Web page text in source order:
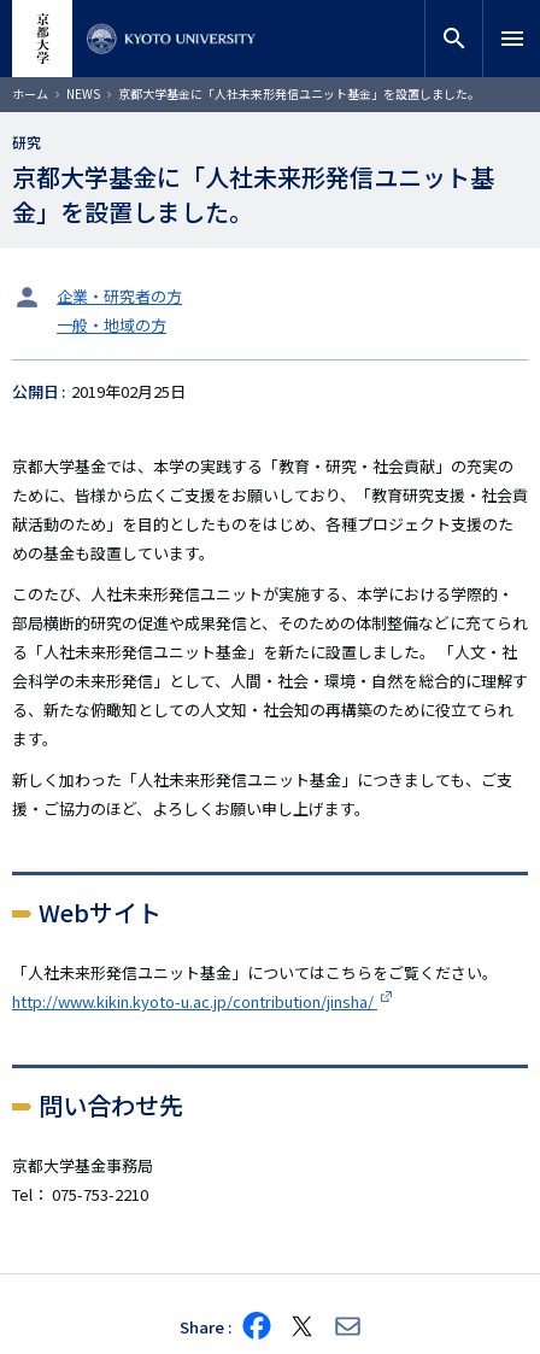
コ
ン
テ
ン
ツ
に
移
サイト内検索 search menu
ホーム NEWS 京都大学基金に「人社未来形発信ユニット基金」を設置しました。
研究
京都大学基金に「人社未来形発信ユニット基
金」を設置しました。
タ
ッ
ト
企業・研究者の方
一般・地域の方
公開日 2019年02月25日
京都大学基金では、本学の実践する「教育・研究・社会貢献」の充実の
ために、皆様から広くご支援をお願いしており、「教育研究支援・社会貢
献活動のため」を目的としたものをはじめ、各種プロジェクト支援のた
めの基金も設置しています。
このたび、人社未来形発信ユニットが実施する、本学における学際的・
部局横断的研究の促進や成果発信と、そのための体制整備などに充てられ
る「人社未来形発信ユニット基金」を新たに設置しました。 「人文・社
会科学の未来形発信」として、人間・社会・環境・自然を総合的に理解す
る、新たな俯瞰知としての人文知・社会知の再構築のために役立てられ
ます。
新しく加わった「人社未来形発信ユニット基金」につきましても、ご支
援・ご協力のほど、よろしくお願い申し上げます。
Webサイト
「人社未来形発信ユニット基金」についてはこちらをご覧ください。
http://www.kikin.kyoto-u.ac.jp/contribution/jinsha/
問い合わせ先
京都大学基金事務局
Tel： 075-753-2210
Share Share
on
Share
on
Share
via